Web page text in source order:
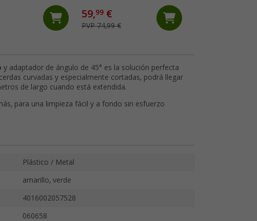
59,99 €
PVP 74,99 €
y adaptador de ángulo de 45° es la solución perfecta
curvadas y especialmente cortadas, podrá llegar
de largo cuando está extendida.
para una limpieza fácil y a fondo sin esfuerzo
Plástico / Metal
amarillo, verde
4016002057528
060658